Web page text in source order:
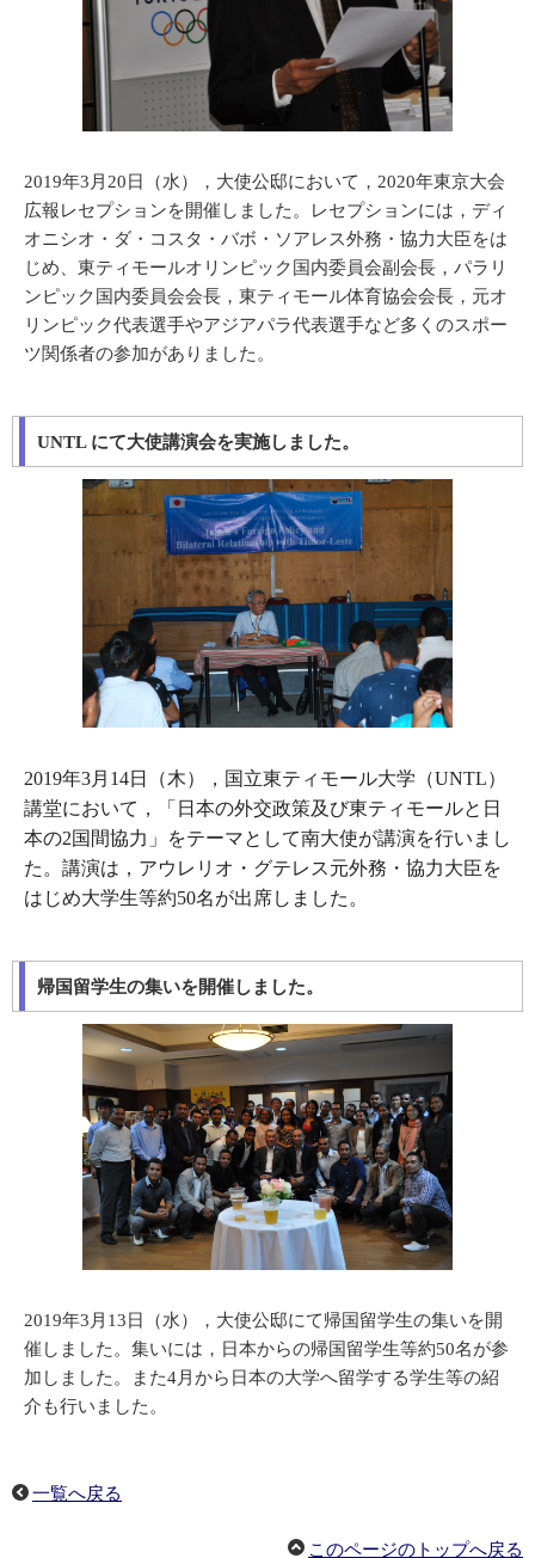
2019年3月20日（水），大使公邸において，2020年東京大会
広報レセプションを開催しました。レセプションには，ディ
オニシオ・ダ・コスタ・バボ・ソアレス外務・協力大臣をは
じめ、東ティモールオリンピック国内委員会副会長，パラリ
ンピック国内委員会会長，東ティモール体育協会会長，元オ
リンピック代表選手やアジアパラ代表選手など多くのスポー
ツ関係者の参加がありました。
UNTL にて大使講演会を実施しました。
2019年3月14日（木），国立東ティモール大学（UNTL）
講堂において，「日本の外交政策及び東ティモールと日
本の2国間協力」をテーマとして南大使が講演を行いまし
た。講演は，アウレリオ・グテレス元外務・協力大臣を
はじめ大学生等約50名が出席しました。
帰国留学生の集いを開催しました。
2019年3月13日（水），大使公邸にて帰国留学生の集いを開
催しました。集いには，日本からの帰国留学生等約50名が参
加しました。また4月から日本の大学へ留学する学生等の紹
介も行いました。
一覧へ戻る
このページのトップへ戻る